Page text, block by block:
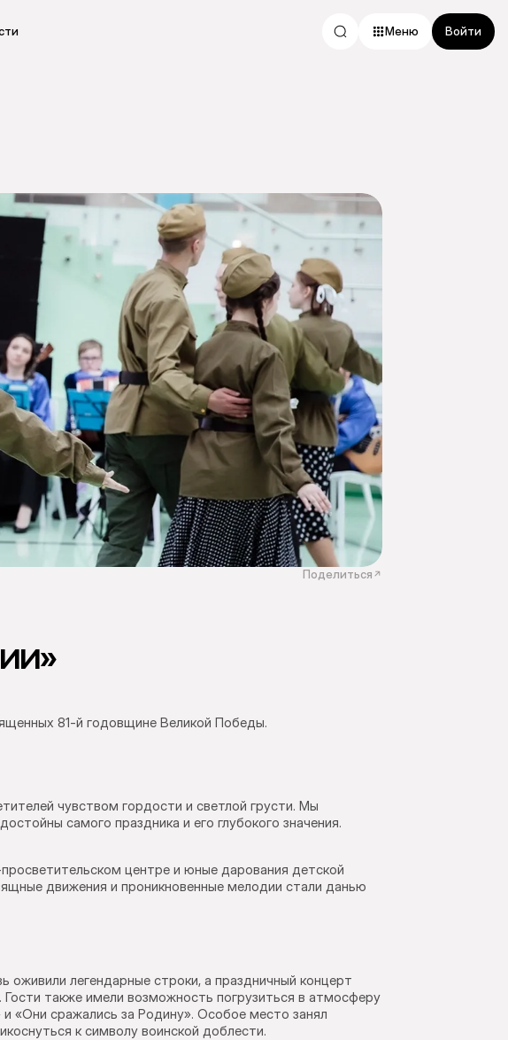
Меню Войти
Поделиться
81-й годовщине Великой Победы.
чувством гордости и светлой грусти. Мы
самого праздника и его глубокого значения.
центре и юные дарования детской
движения и проникновенные мелодии стали данью
легендарные строки, а праздничный концерт
также имели возможность погрузиться в атмосферу
«Они сражались за Родину». Особое место занял
к символу воинской доблести.